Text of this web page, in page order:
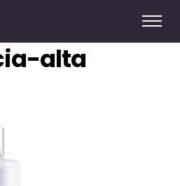
alta